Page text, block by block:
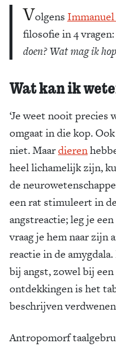
Volgens
filosofie in 4 vragen:
doen? Wat mag ik
Wat kan ik
‘Je weet nooit precies
omgaat in die kop.
niet. Maardieren
heel lichamelijk zijn,
de
een rat stimuleert in
angstreactie; leg je
vraag je hem naar zijn
reactie in de
bij angst, zowel bij
ontdekkingen is het
beschrijven
Antropomorf